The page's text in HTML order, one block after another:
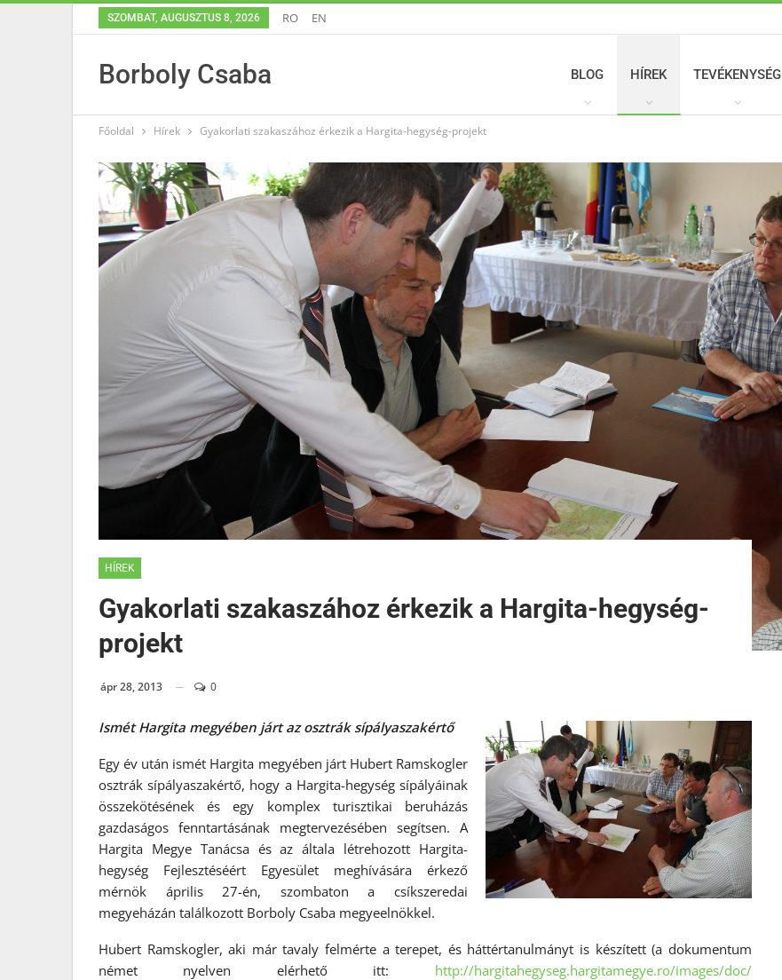
SZOMBAT, AUGUSZTUS 8, 2026 RO EN
Borboly Csaba BLOG HÍREK TEVÉKENYSÉG
Főoldal Hírek Gyakorlati szakaszához érkezik a Hargita-hegység-projekt
HÍREK
Gyakorlati szakaszához érkezik a Hargita-hegység-
projekt
ápr 28, 2013 0
Ismét Hargita megyében járt az osztrák sípályaszakértő
Egy év után ismét Hargita megyében járt Hubert Ramskogler
osztrák sípályaszakértő, hogy a Hargita-hegység sípályáinak
összekötésének és egy komplex turisztikai beruházás
gazdaságos fenntartásának megtervezésében segítsen. A
Hargita Megye Tanácsa és az általa létrehozott Hargita-
hegység Fejlesztéséért Egyesület meghívására érkező
mérnök április 27-én, szombaton a csíkszeredai
megyeházán találkozott Borboly Csaba megyeelnökkel.
Hubert Ramskogler, aki már tavaly felmérte a terepet, és háttértanulmányt is készített (a dokumentum
német nyelven elérhető itt: http://hargitahegyseg.hargitamegye.ro/images/doc/